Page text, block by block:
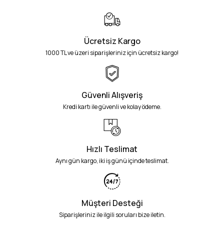
Ücretsiz Kargo
1000 TL ve üzeri siparişleriniz için ücretsiz kargo!
Güvenli Alışveriş
Kredi kartı ile güvenli ve kolay ödeme.
Hızlı Teslimat
Aynı gün kargo, iki iş günü içinde teslimat.
Müşteri Desteği
Siparişleriniz ile ilgili soruları bize iletin.